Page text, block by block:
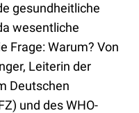
gesundheitliche
wesentliche
Frage: Warum? Von
Leiterin der
Deutschen
und des WHO-